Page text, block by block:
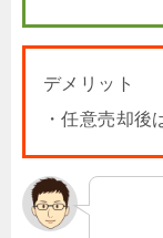
デメリット
・任意売却後